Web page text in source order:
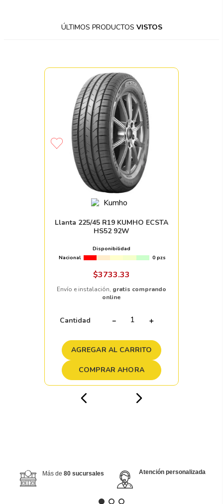
ÚLTIMOS PRODUCTOS VISTOS
Llanta 225/45 R19 KUMHO ECSTA
HS52 92W
Disponibilidad
Nacional
0 pzs
$3733.33
Envío e instalación, gratis comprando
online
Cantidad ＋
－
AGREGAR AL CARRITO
COMPRAR AHORA
Más de 80 sucursales Atención personalizada